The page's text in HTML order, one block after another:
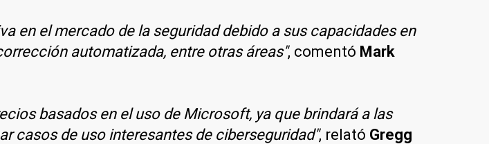
en el mercado de la seguridad debido a sus capacidades en
automatizada, entre otras áreas", comentó Mark
basados ​​en el uso de Microsoft, ya que brindará a las
casos de uso interesantes de ciberseguridad", relató Gregg